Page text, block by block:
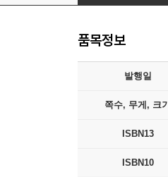
품목정보
발행일
쪽수, 무게, 크기
ISBN13
ISBN10